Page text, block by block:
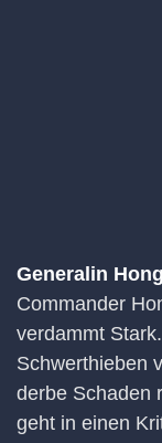
Generalin
Commander
verdammt
Schwerthieben
derbe Schaden
geht in einen